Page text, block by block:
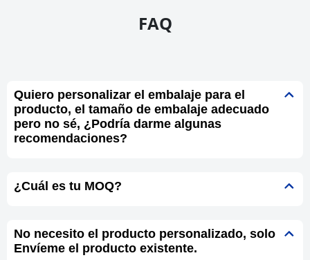
FAQ
Quiero personalizar el embalaje para el
producto, el tamaño de embalaje adecuado
pero no sé, ¿Podría darme algunas
recomendaciones?
¿Cuál es tu MOQ?
No necesito el producto personalizado, solo
Envíeme el producto existente.